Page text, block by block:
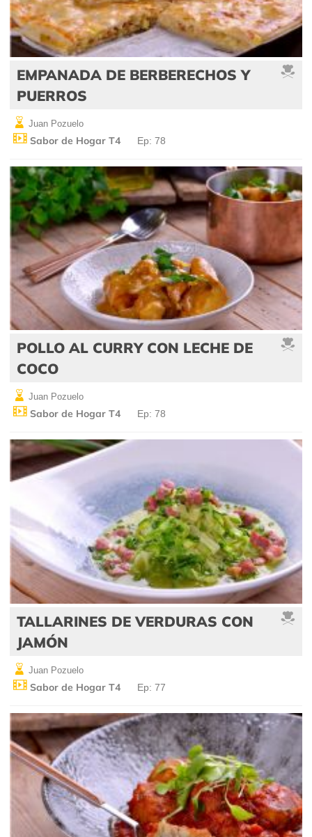
EMPANADA DE BERBERECHOS Y
PUERROS
Juan Pozuelo
Sabor de Hogar T4 Ep: 78
POLLO AL CURRY CON LECHE DE
COCO
Juan Pozuelo
Sabor de Hogar T4 Ep: 78
TALLARINES DE VERDURAS CON
JAMÓN
Juan Pozuelo
Sabor de Hogar T4 Ep: 77